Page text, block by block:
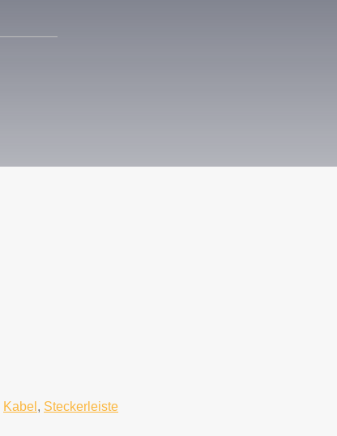
Kabel , Steckerleiste